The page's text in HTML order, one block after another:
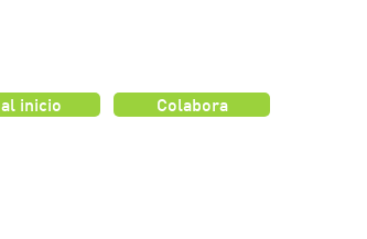
inicio Colabora